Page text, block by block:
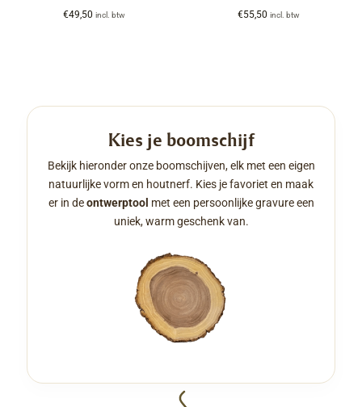
€49,50 incl. btw €55,50 incl. btw
Kies je boomschijf
Bekijk hieronder onze boomschijven, elk met een eigen
natuurlijke vorm en houtnerf. Kies je favoriet en maak
er in deontwerptool met een persoonlijke gravure een
uniek, warm geschenk van.